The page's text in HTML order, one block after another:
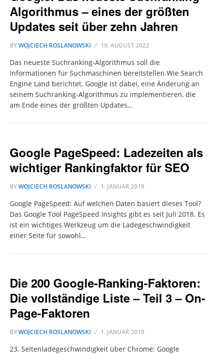
Algorithmus – eines der größten
Updates seit über zehn Jahren
BYWOJCIECH ROSLANOWSKI 19. AUGUST 2022
Das neueste Suchranking-Algorithmus soll die
Informationen für Suchmaschinen bereitstellen.Wie Search
Engine Land berichtet. Google ist dabei, eine Änderung an
seinem Suchranking-Algorithmus zu implementieren, die
am Ende eines der größten Updates…
Google PageSpeed: Ladezeiten als
wichtiger Rankingfaktor für SEO
BYWOJCIECH ROSLANOWSKI 1. JANUAR 2019
Google PageSpeed: Auf welchen Daten basiert dieses Tool?
Das Google Tool PageSpeed Insights gibt es seit Juli 2018. Es
ist ein wichtiges Werkzeug um die Ladegeschwindigkeit
einer Seite für sowohl…
Die 200 Google-Ranking-Faktoren:
Die vollständige Liste – Teil 3 – On-
Page-Faktoren
BYWOJCIECH ROSLANOWSKI 1. JANUAR 2019
23. Seitenladegeschwindigkeit über Chrome: Google